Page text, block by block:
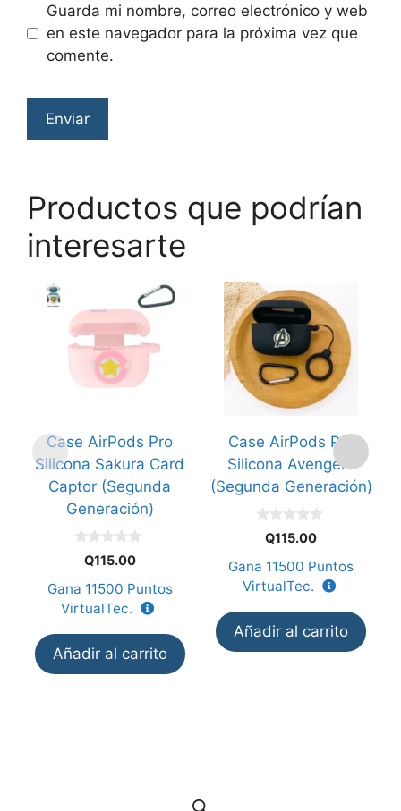
Guarda mi nombre, correo electrónico y web
en este navegador para la próxima vez que
comente.
Productos que podrían
interesarte
Case AirPods Pro
Silicona Sakura Card
Captor (Segunda
Generación)
5
Q115.00
Gana 11500 Puntos
VirtualTec.
Añadir al carrito
Case AirPods Pro
Silicona Avengers
(Segunda Generación)
5
Q115.00
Gana 11500 Puntos
VirtualTec.
Añadir al carrito